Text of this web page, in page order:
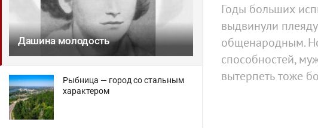
Дашина молодость
Рыбница — город со стальным
характером
Годы больших
выдвинули
общенародным.
способностей,
вытерпеть тоже